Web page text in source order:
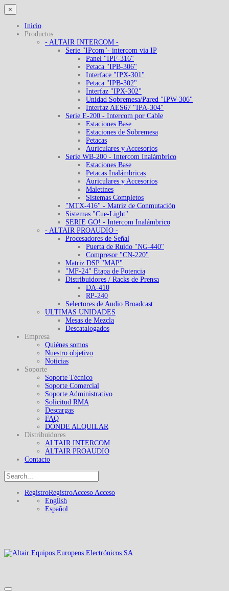
×
Inicio
Productos
- ALTAIR INTERCOM -
Serie "IPcom"- intercom via IP
Panel "IPF-316"
Petaca "IPB-306"
Interface "IPX-301"
Petaca "IPB-302"
Interfaz "IPX-302"
Unidad Sobremesa/Pared "IPW-306"
Interfaz AES67 "IPA-304"
Serie E-200 - Intercom por Cable
Estaciones Base
Estaciones de Sobremesa
Petacas
Auriculares y Accesorios
Serie WB-200 - Intercom Inalámbrico
Estaciones Base
Petacas Inalámbricas
Auriculares y Accesorios
Maletines
Sistemas Completos
"MTX-416" - Matriz de Conmutación
Sistemas "Cue-Light"
SERIE GO! - Intercom Inalámbrico
- ALTAIR PROAUDIO -
Procesadores de Señal
Puerta de Ruido "NG-440"
Compresor "CN-220"
Matriz DSP "MAP"
"MF-24" Etapa de Potencia
Distribuidores / Racks de Prensa
DA-410
RP-240
Selectores de Audio Broadcast
ULTIMAS UNIDADES
Mesas de Mezcla
Descatalogados
Empresa
Quiénes somos
Nuestro objetivo
Noticias
Soporte
Soporte Técnico
Soporte Comercial
Soporte Administrativo
Solicitud RMA
Descargas
FAQ
DÓNDE ALQUILAR
Distribuidores
ALTAIR INTERCOM
ALTAIR PROAUDIO
Contacto
RegistroRegistroAcceso Acceso
English
Español